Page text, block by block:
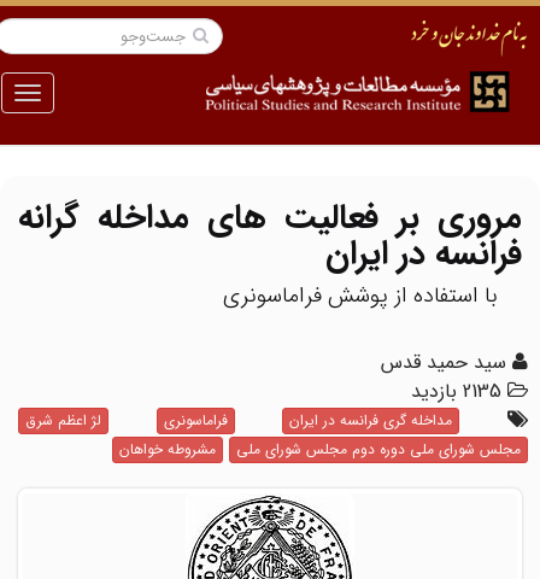
منو
مروری بر فعالیت های مداخله گرانه
فرانسه در ایران
با استفاده از پوشش فراماسونری
سید حمید قدس
2135 بازدید
مداخله گری فرانسه در ایران فراماسونری
لژ اعظم شرق
مجلس شورای ملی دوره دوم مجلس شورای ملی
مشروطه خواهان